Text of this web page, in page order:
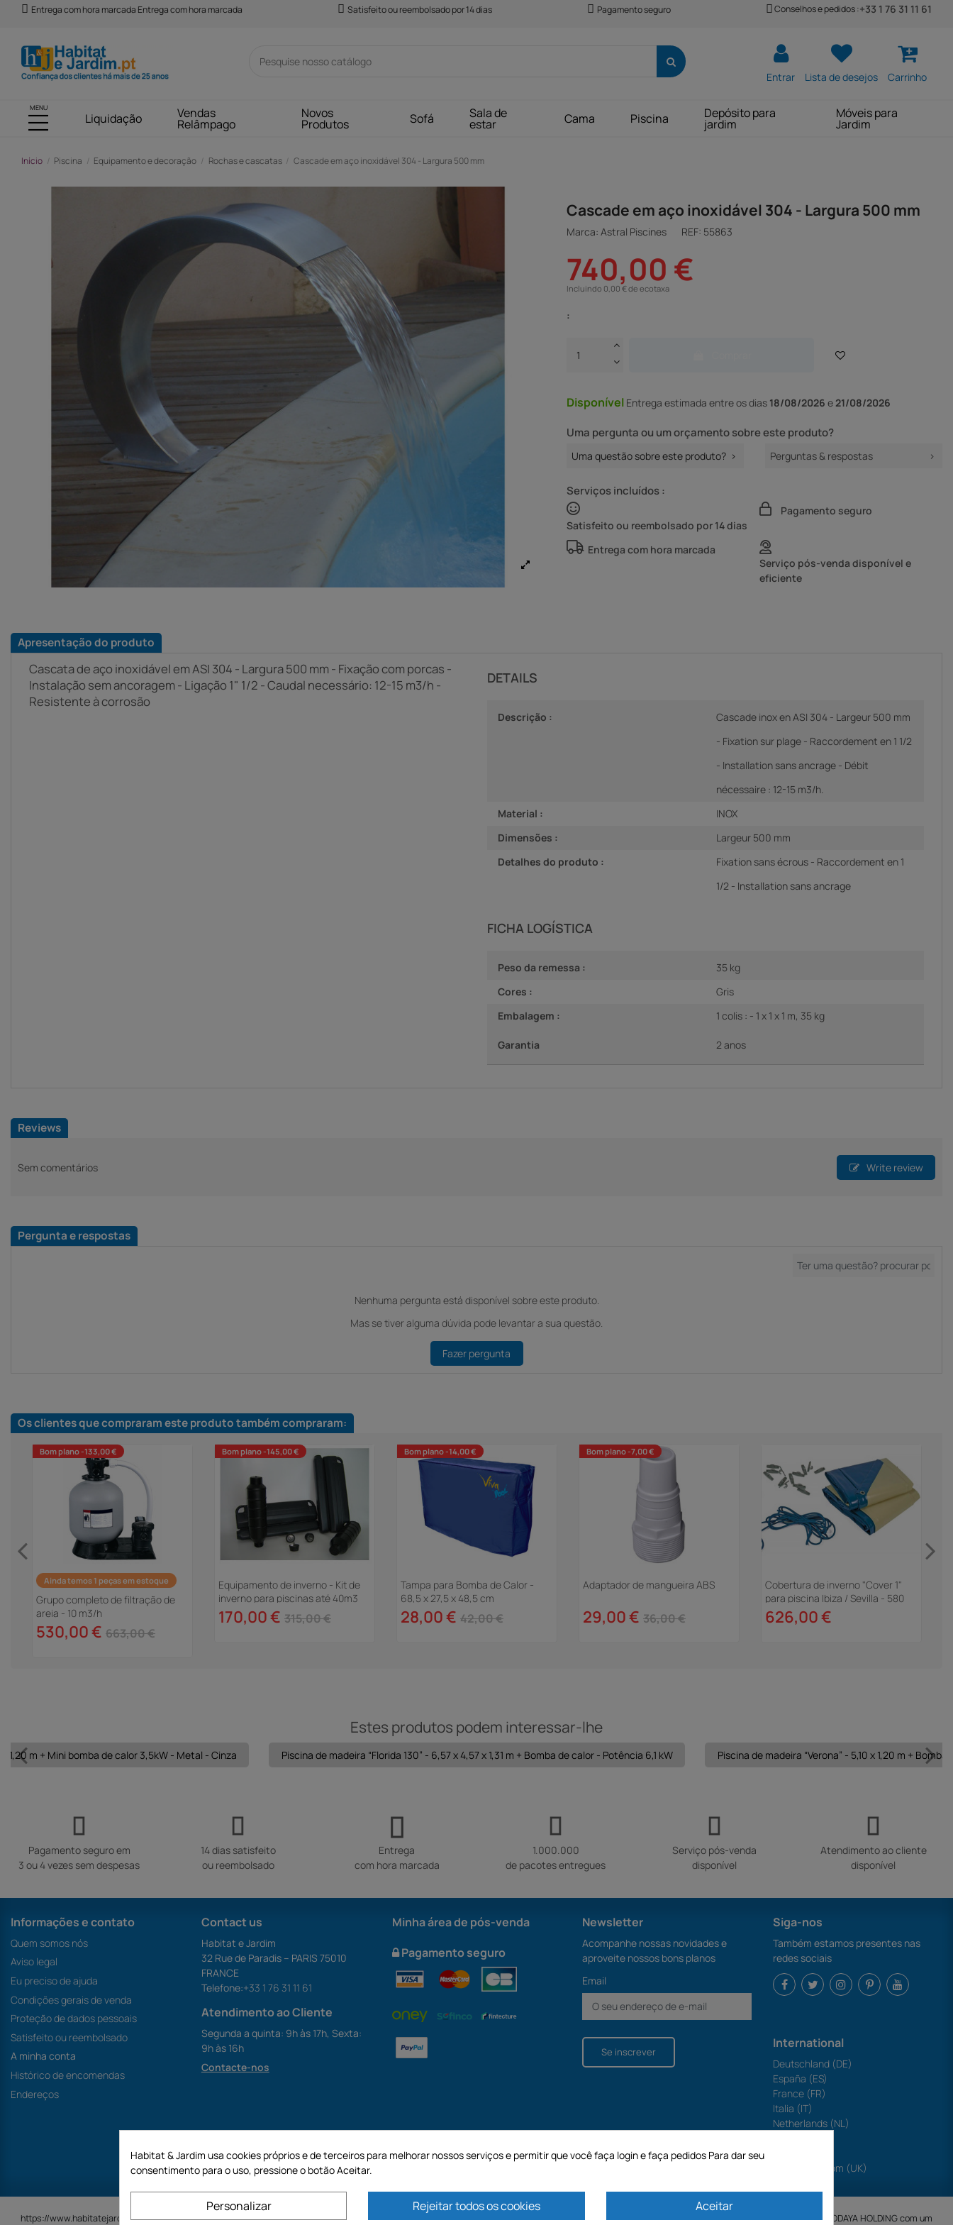
Entrega com hora marcada Entrega com hora marcada Satisfeito ou reembolsado por 14 dias Pagamento seguro Conselhos e pedidos :+33 1 76 31 11 61
Entrar Lista de desejos Carrinho
MENU
Liquidação Vendas
Relâmpago
Novos
Produtos Sofá Sala de
estar Cama Piscina Depósito para
jardim
Móveis para
Jardim
Início Piscina Equipamento e decoração Rochas e cascatas Cascade em aço inoxidável 304 - Largura 500 mm
Cascade em aço inoxidável 304 - Largura 500 mm
Marca: Astral Piscines REF: 55863
740,00 €
Incluindo 0,00 € de ecotaxa
:
Disponível Entrega estimada entre os dias 18/08/2026 e 21/08/2026
Uma pergunta ou um orçamento sobre este produto?
Uma questão sobre este produto? Perguntas & respostas
Serviços incluídos :
Satisfeito ou reembolsado por 14 dias
Pagamento seguro
Entrega com hora marcada
Serviço pós-venda disponível e
eficiente
Apresentação do produto
Cascata de aço inoxidável em ASI 304 - Largura 500 mm - Fixação com porcas -
Instalação sem ancoragem - Ligação 1" 1/2 - Caudal necessário: 12-15 m3/h -
Resistente à corrosão
DETAILS
Descrição :
Cascade inox en ASI 304 - Largeur 500 mm
- Fixation sur plage - Raccordement en 1 1/2
- Installation sans ancrage - Débit
nécessaire : 12-15 m3/h.
Material :
INOX
Dimensões :
Largeur 500 mm
Detalhes do produto :
Fixation sans écrous - Raccordement en 1
1/2 - Installation sans ancrage
FICHA LOGÍSTICA
Peso da remessa :
35 kg
Cores :
Gris
Embalagem :
1 colis : - 1 x 1 x 1 m, 35 kg
Garantia 2 anos
Reviews
Sem comentários Write review
Pergunta e respostas
Nenhuma pergunta está disponível sobre este produto.
Mas se tiver alguma dúvida pode levantar a sua questão.
Fazer pergunta
Os clientes que compraram este produto também compraram:
Bom plano -133,00 €
Ainda temos 1 peças em estoque
Grupo completo de filtração de
areia - 10 m3/h
530,00 € 663,00 €
Bom plano -145,00 €
Equipamento de inverno - Kit de
inverno para piscinas até 40m3
170,00 € 315,00 €
Bom plano -14,00 €
Tampa para Bomba de Calor -
68,5 x 27,5 x 48,5 cm
28,00 € 42,00 €
Bom plano -7,00 €
Adaptador de mangueira ABS
29,00 € 36,00 €
Cobertura de inverno "Cover 1"
para piscina Ibiza / Sevilla - 580
gr/m² - azul
626,00 €
Estes produtos podem interessar-lhe
1,20 m + Mini bomba de calor 3,5kW - Metal - Cinza Piscina de madeira “Florida 130” - 6,57 x 4,57 x 1,31 m + Bomba de calor - Potência 6,1 kW Piscina de madeira “Verona” - 5,10 x 1,20 m +
Pagamento seguro em
3 ou 4 vezes sem despesas
14 dias satisfeito
ou reembolsado
Entrega
com hora marcada
1.000.000
de pacotes entregues
Serviço pós-venda
disponível
Atendimento ao cliente
disponível
Informações e contato
Quem somos nós
Aviso legal
Eu preciso de ajuda
Condições gerais de venda
Proteção de dados pessoais
Satisfeito ou reembolsado
A minha conta
Histórico de encomendas
Endereços
Contact us
Habitat e Jardim
32 Rue de Paradis – PARIS 75010
FRANCE
Telefone:+33 1 76 31 11 61
Atendimento ao Cliente
Segunda a quinta: 9h às 17h, Sexta:
9h às 16h
Contacte-nos
Minha área de pós-venda
Pagamento seguro
Newsletter
Acompanhe nossas novidades e
aproveite nossos bons planos
Email
Se inscrever
Siga-nos
Também estamos presentes nas
redes sociais
International
Deutschland (DE)
España (ES)
France (FR)
Italia (IT)
Netherlands (NL)
United Kingdom (UK)
https://www.habitatejardim.pt é um site da empresa GECODIS SA com um capital de 187.203,29€, 32 Rue de Paradis - PARIS 75010 (FRANÇA). A GECODIS.SA criada em 11/04/1998 é uma subsidiária da ODAYA ​​​​​​HOLDING com um
Habitat & Jardim usa cookies próprios e de terceiros para melhorar nossos serviços e permitir que você faça login e faça pedidos Para dar seu
consentimento para o uso, pressione o botão Aceitar.
Aceitar
Rejeitar todos os cookies
Personalizar